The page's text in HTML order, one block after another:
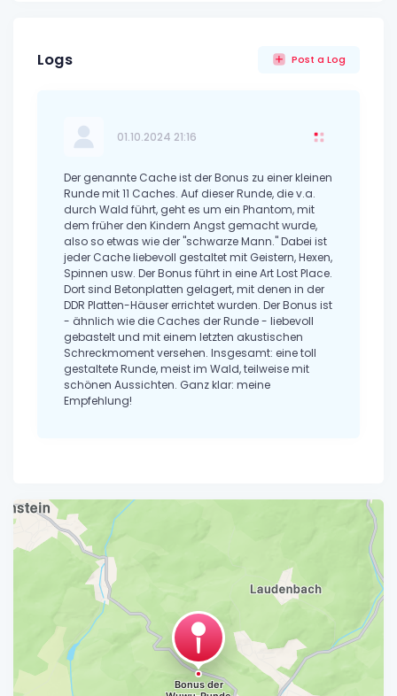
Logs Post a Log
01.10.2024 21:16
Der genannte Cache ist der Bonus zu einer kleinen
Runde mit 11 Caches. Auf dieser Runde, die v.a.
durch Wald führt, geht es um ein Phantom, mit
dem früher den Kindern Angst gemacht wurde,
also so etwas wie der "schwarze Mann." Dabei ist
jeder Cache liebevoll gestaltet mit Geistern, Hexen,
Spinnen usw. Der Bonus führt in eine Art Lost Place.
Dort sind Betonplatten gelagert, mit denen in der
DDR Platten-Häuser errichtet wurden. Der Bonus ist
- ähnlich wie die Caches der Runde - liebevoll
gebastelt und mit einem letzten akustischen
Schreckmoment versehen. Insgesamt: eine toll
gestaltete Runde, meist im Wald, teilweise mit
schönen Aussichten. Ganz klar: meine
Empfehlung!